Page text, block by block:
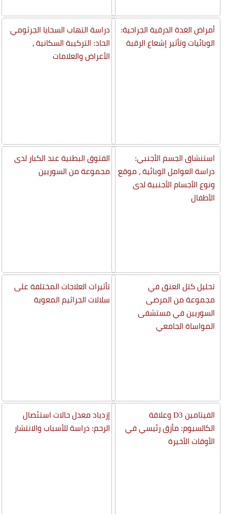
أمراض الغدة الدرقية الجراحية:
الوبائيات وتأثير إشعاع الرقبة
استنشاق الجسم الأجنبي:
دراسة العوامل الوبائية ، موقع
ونوع الأجسام الأجنبية لدى
الأطفال
تحليل كتل العنق في
مجموعة من المرضى
السوريين في مستشفى
المواساة الجامعي
الفيتامين D3 وعلاقة
الكالسيوم: مأزق رئيسي في
الأوقات الأخيرة
دراسة التهاب السحايا الجرثومي
الحاد: التركيبة السكانية ،
الأعراض والعلامات
الفتوق البطنية عند الكبار لدى
مجموعة من السوريين
تأثيرات العلاجات المختلفة على
سلالات الجراثيم المعوية
إزدياد معدل حالات استئصال
الرحم: دراسة للأسباب والانتشار